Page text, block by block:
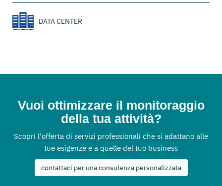
DATA CENTER
Vuoi ottimizzare il monitoraggio
della tua attività?
Scopri l'offerta di servizi professionali che si adattano alle
tue esigenze e a quelle del tuo business
contattaci per una consulenza personalizzata